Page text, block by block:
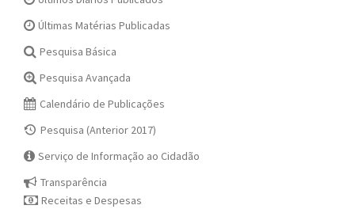
Últimas Matérias Publicadas
Pesquisa Básica
Pesquisa Avançada
Calendário de Publicações
Pesquisa (Anterior 2017)
Serviço de Informação ao Cidadão
Transparência
Receitas e Despesas